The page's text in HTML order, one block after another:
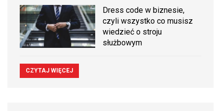
Dress code w biznesie,
czyli wszystko co musisz
wiedzieć o stroju
służbowym
CZYTAJ WIĘCEJ